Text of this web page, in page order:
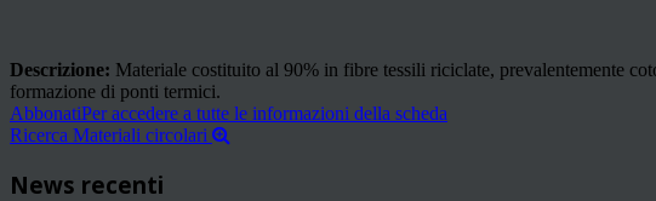
Descrizione: Materiale costituito al 90% in fibre tessili riciclate, prevalentemente
formazione di ponti termici.
AbbonatiPer accedere a tutte le informazioni della scheda
Ricerca Materiali circolari
News recenti